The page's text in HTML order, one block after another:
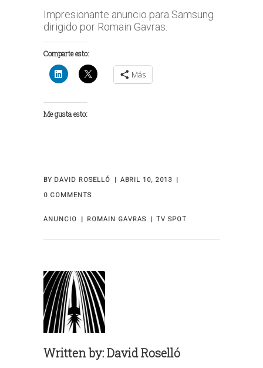
Impresionante anuncio para Samsung
dirigido por Romain Gavras.
Comparte esto:
Más
Me gusta esto:
BY DAVID ROSELLÓ
ABRIL 10, 2013
0 COMMENTS
ANUNCIO ROMAIN GAVRAS TV SPOT
Written by:David Roselló